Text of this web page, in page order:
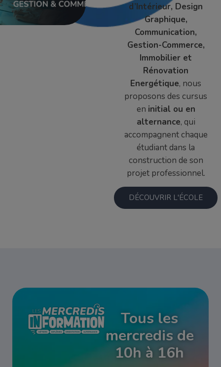
d’Intérieur, Design
Graphique,
Communication,
Gestion-Commerce,
Immobilier et
Rénovation
Energétique, nous
proposons des cursus
en initial ou en
alternance, qui
accompagnent chaque
étudiant dans la
construction de son
projet professionnel.
DÉCOUVRIR L'ÉCOLE
Tous les
mercredis de
10h à 16h